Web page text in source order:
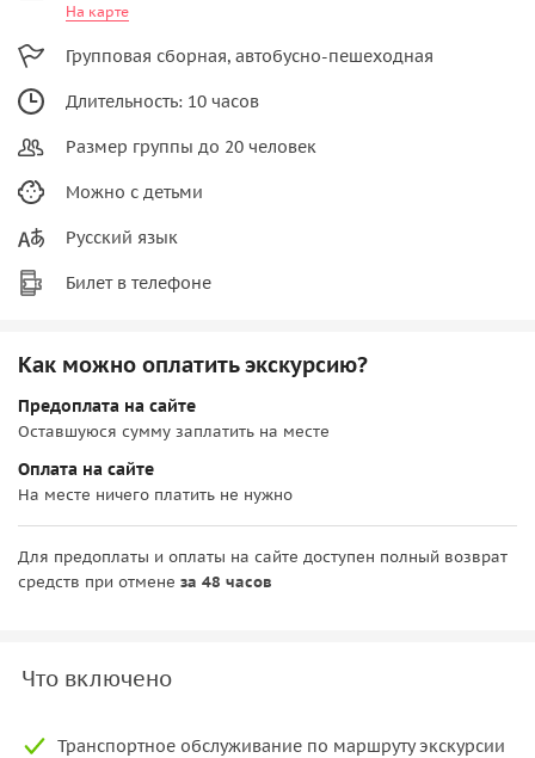
На карте
Групповая сборная, автобусно-пешеходная
Длительность: 10 часов
Размер группы до 20 человек
Можно с детьми
Русский язык
Билет в телефоне
Как можно оплатить экскурсию?
Предоплата на сайте
Оставшуюся сумму заплатить на месте
Оплата на сайте
На месте ничего платить не нужно
Для предоплаты и оплаты на сайте доступен полный возврат
средств при отмене за 48 часов
Что включено
Транспортное обслуживание по маршруту экскурсии